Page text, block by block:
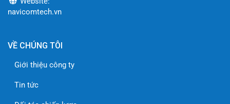
Tham khảo các sản phẩm liên quan:
Dòng sản phẩm camera
Dòng sản phẩm camera
navicomtech.vn
VỀ CHÚNG TÔI
Giới thiệu công ty
Tin tức